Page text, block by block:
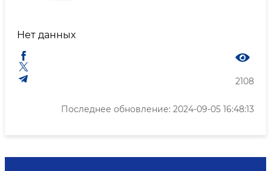
Нет данных
2108
Последнее обновление: 2024-09-05 16:48:13